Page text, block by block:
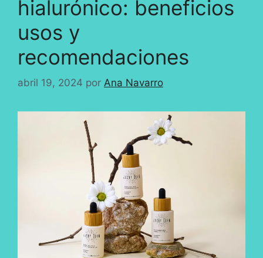
hialurónico: beneficios
usos y
recomendaciones
abril 19, 2024 por Ana Navarro